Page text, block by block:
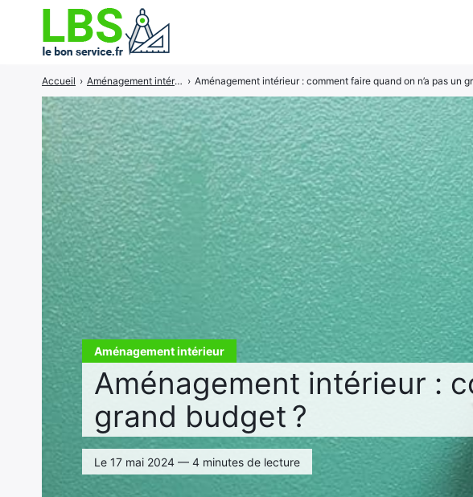
Aménagement intérieur
Aménagement intérieur :
grand budget ?
Le 17 mai 2024 — 4 minutes de lecture
Accueil › Aménagement intérieur › Aménagement intérieur : comment faire quand on n’a pas un
Rechercher
: